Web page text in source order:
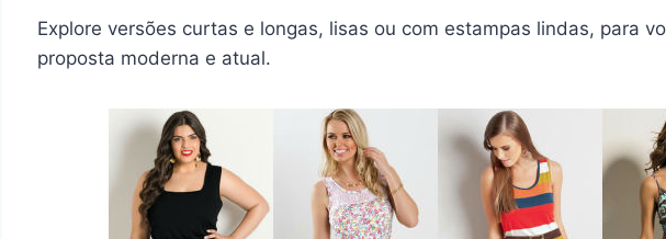
Explore versões curtas e longas, lisas ou com estampas lindas, para
proposta moderna e atual.